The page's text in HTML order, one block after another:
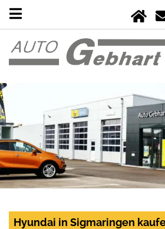
Hyundai in Sigmaringen